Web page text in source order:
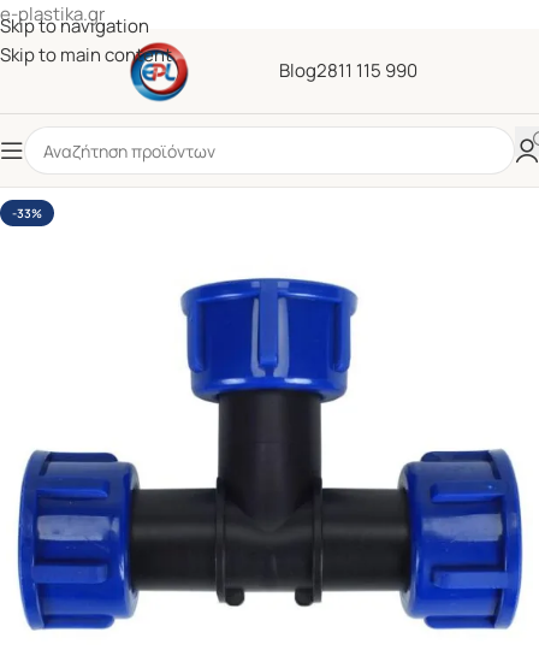
e-plastika.gr
Skip to navigation
Skip to main content
Blog2811 115 990
-33%